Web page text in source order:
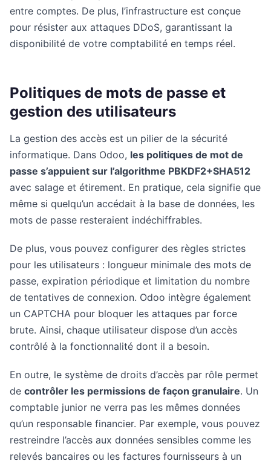
entre comptes. De plus, l’infrastructure est conçue
pour résister aux attaques DDoS, garantissant la
disponibilité de votre comptabilité en temps réel.
Politiques de mots de passe et
gestion des utilisateurs
La gestion des accès est un pilier de la sécurité
informatique. Dans Odoo, les politiques de mot de
passe s’appuient sur l’algorithme PBKDF2+SHA512
avec salage et étirement. En pratique, cela signifie que
même si quelqu’un accédait à la base de données, les
mots de passe resteraient indéchiffrables.
De plus, vous pouvez configurer des règles strictes
pour les utilisateurs : longueur minimale des mots de
passe, expiration périodique et limitation du nombre
de tentatives de connexion. Odoo intègre également
un CAPTCHA pour bloquer les attaques par force
brute. Ainsi, chaque utilisateur dispose d’un accès
contrôlé à la fonctionnalité dont il a besoin.
En outre, le système de droits d’accès par rôle permet
de contrôler les permissions de façon granulaire. Un
comptable junior ne verra pas les mêmes données
qu’un responsable financier. Par exemple, vous pouvez
restreindre l’accès aux données sensibles comme les
relevés bancaires ou les factures fournisseurs à un